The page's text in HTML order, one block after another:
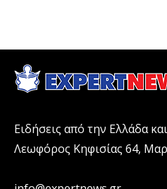
Ειδήσεις από την Ελλάδα
Λεωφόρος Κηφισίας 64,